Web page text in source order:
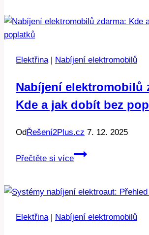
Najděte
Elektřina| Nabíjení elektromobilů
Nabíjení elektromobilů
Kde a jak dobít bez
Od Řešení2Plus.cz 7. 12. 2025
Přečtěte si více
Nabíjení
Kde
jak
Elektřina| Nabíjení elektromobilů